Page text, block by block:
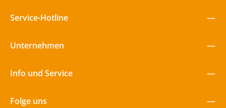
Service-Hotline
Unternehmen
Info und Service
Folge uns